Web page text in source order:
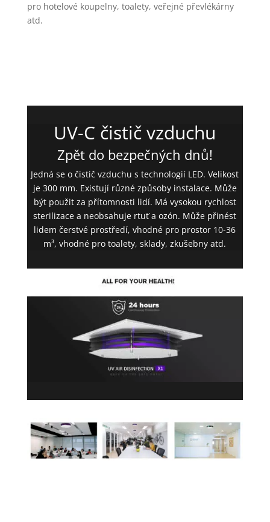
pro hotelové koupelny, toalety, veřejné převlékárny
atd.
UV-C čistič vzduchu
Zpět do bezpečných dnů!
Jedná se o čistič vzduchu s technologií LED. Velikost
je 300 mm. Existují různé způsoby instalace. Může
být použit za přítomnosti lidí. Má vysokou rychlost
sterilizace a neobsahuje rtuť a ozón. Může přinést
lidem čerstvé prostředí, vhodné pro prostor 10-36
m³, vhodné pro toalety, sklady, zkušebny atd.